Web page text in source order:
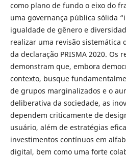
como plano de fundo o eixo do
uma governança pública sólida
igualdade de gênero e
realizar uma revisão sistemática
da declaração PRISMA 2020. Os
demonstram que, embora
contexto, busque
de grupos marginalizados e o
deliberativa da sociedade, as
dependem criticamente de
usuário, além de estratégias
investimentos contínuos em
digital, bem como uma forte